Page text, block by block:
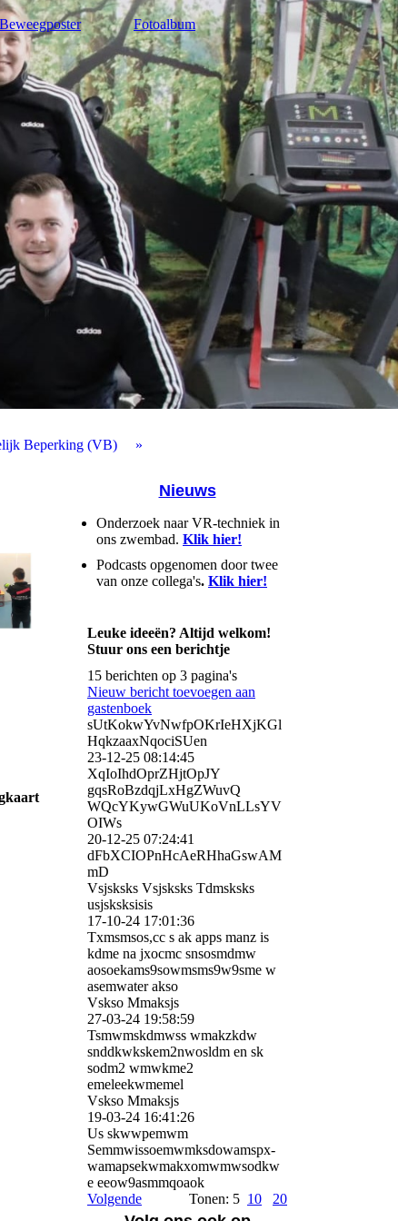
Beweegposter Fotoalbum
Beperking (VB)
Nieuws
Onderzoek naar VR-techniek in
ons zwembad. Klik hier!
Podcasts opgenomen door twee
van onze collega's. Klik hier!
Leuke ideeën? Altijd welkom!
Stuur ons een berichtje
15 berichten op 3 pagina's
Nieuw bericht toevoegen aan
gastenboek
sUtKokwYvNwfpOKrIeHXjKGl
HqkzaaxNqociSUen
23-12-25 08:14:45
XqIoIhdOprZHjtOpJY
gqsRoBzdqjLxHgZWuvQ
WQcYKywGWuUKoVnLLsYV
OIWs
20-12-25 07:24:41
dFbXCIOPnHcAeRHhaGswAM
m­D
Vsjsksks Vsjsksks Tdmsksks
usjsksksisis
17-10-24 17:01:36
Txmsmsos,cc s ak apps manz is
kdme na jxocmc snsosmdmw
aosoekams9sowmsms9w9sme w
asemwater akso
Vskso Mmaksjs
27-03-24 19:58:59
Tsmwmskdmwss wmakzkdw
snddkwkskem2nwosldm en sk
sodm2 wmwkme2
emeleekwmemel
Vskso Mmaksjs
19-03-24 16:41:26
Us skwwpemwm
Semmwissoemwmksdowamspx­
wamapsekwmakxomwmwsodkw
e eeow9asmmqoaok
Volgende
Tonen: 5 10 20